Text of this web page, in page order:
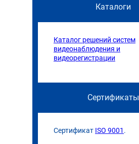
Каталог решений систем
видеонаблюдения и
видеорегистрации
Каталоги
Сертификат ISO 9001 .
Сертификаты